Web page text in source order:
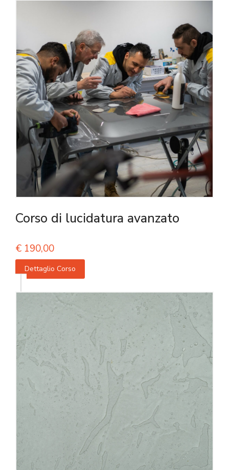
Corso di lucidatura avanzato
€ 190,00
Dettaglio Corso